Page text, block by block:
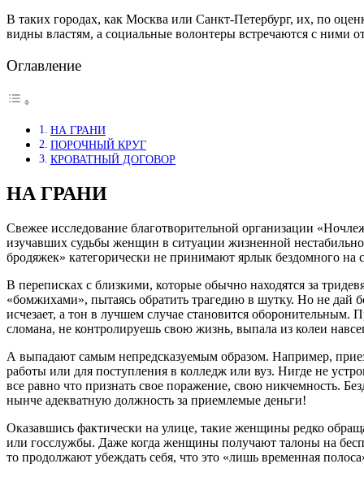
В таких городах, как Москва или Санкт-Петербург, их, по
видны властям, а социальные волонтеры встречаются с ними
Оглавление
НА ГРАНИ
ПОРОЧНЫЙ КРУГ
КРОВАТНЫЙ ДОГОВОР
НА ГРАНИ
Свежее исследование благотворительной организации
изучавших судьбы женщин в ситуации жизненной
бродяжек» категорически не принимают ярлык бездомного на
В переписках с близкими, которые обычно находятся за
«бомжихами», пытаясь обратить трагедию в шутку. Но не дай
исчезает, а тон в лучшем случае становится оборонительным.
сломана, не контролируешь свою жизнь, выпала из колеи
А выпадают самым непредсказуемым образом. Например,
работы или для поступления в колледж или вуз. Нигде не
все равно что признать свое поражение, свою никчемность.
нынче адекватную должность за приемлемые деньги!
Оказавшись фактически на улице, такие женщины редко
или госслужбы. Даже когда женщины получают талоны на
то продолжают убеждать себя, что это «лишь временная